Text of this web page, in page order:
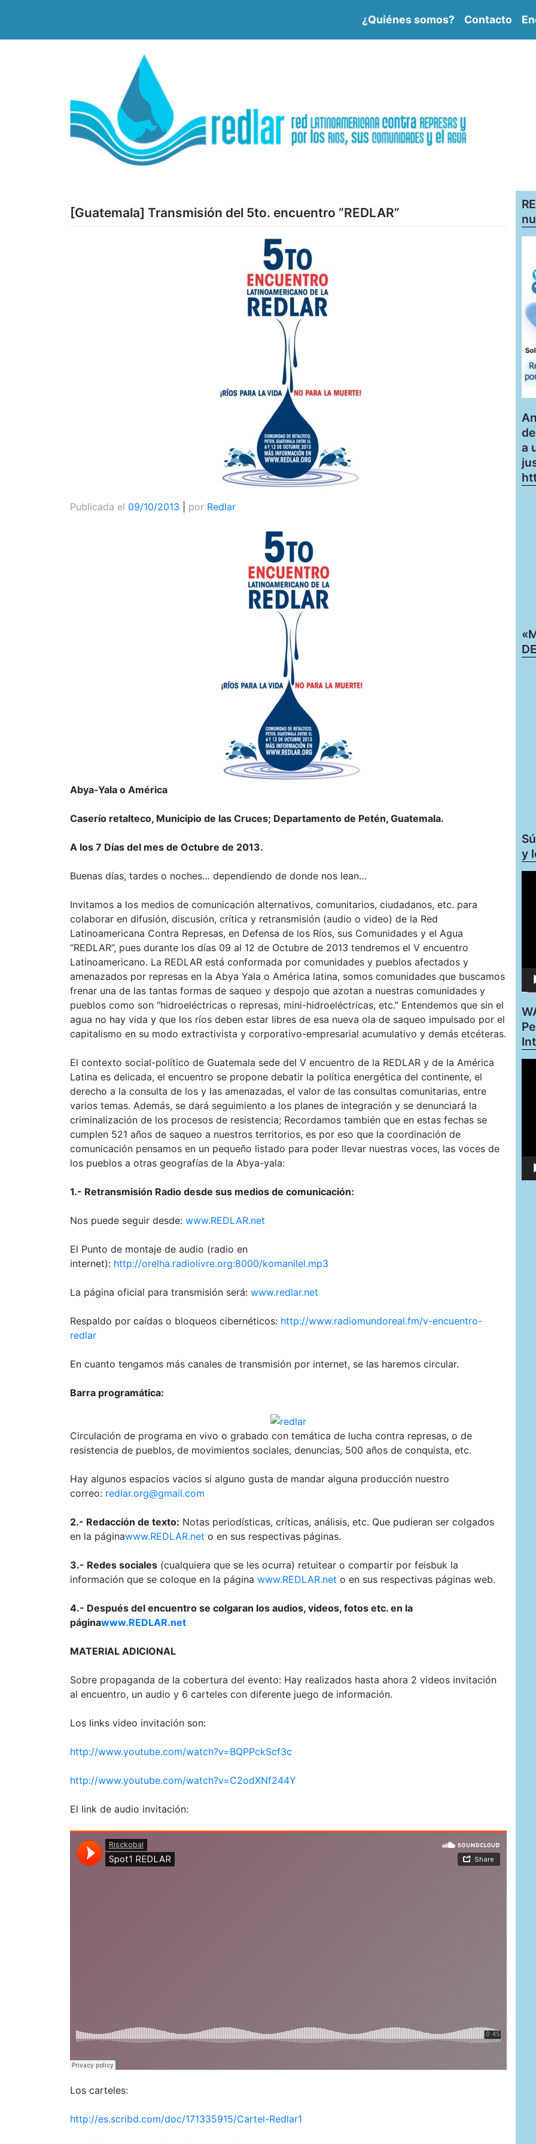
¿Quiénes somos? Contacto
[Guatemala] Transmisión del 5to. encuentro “REDLAR”
Publicada el 09/10/2013 por Redlar
Abya-Yala o América
Caserío retalteco, Municipio de las Cruces; Departamento de Petén, Guatemala.
A los 7 Días del mes de Octubre de 2013.
Buenas días, tardes o noches… dependiendo de donde nos lean…
Invitamos a los medios de comunicación alternativos, comunitarios, ciudadanos, etc. para
colaborar en difusión, discusión, crítica y retransmisión (audio o video) de la Red
Latinoamericana Contra Represas, en Defensa de los Ríos, sus Comunidades y el Agua
“REDLAR”, pues durante los días 09 al 12 de Octubre de 2013 tendremos el V encuentro
Latinoamericano. La REDLAR está conformada por comunidades y pueblos afectados y
amenazados por represas en la Abya Yala o América latina, somos comunidades que buscamos
frenar una de las tantas formas de saqueo y despojo que azotan a nuestras comunidades y
pueblos como son “hidroeléctricas o represas, mini-hidroeléctricas, etc.” Entendemos que sin el
agua no hay vida y que los ríos deben estar libres de esa nueva ola de saqueo impulsado por el
capitalismo en su modo extractivista y corporativo-empresarial acumulativo y demás etcéteras.
El contexto social-político de Guatemala sede del V encuentro de la REDLAR y de la América
Latina es delicada, el encuentro se propone debatir la política energética del continente, el
derecho a la consulta de los y las amenazadas, el valor de las consultas comunitarias, entre
varios temas. Además, se dará seguimiento a los planes de integración y se denunciará la
criminalización de los procesos de resistencia; Recordamos también que en estas fechas se
cumplen 521 años de saqueo a nuestros territorios, es por eso que la coordinación de
comunicación pensamos en un pequeño listado para poder llevar nuestras voces, las voces de
los pueblos a otras geografías de la Abya-yala:
1.- Retransmisión Radio desde sus medios de comunicación:
Nos puede seguir desde: www.REDLAR.net
El Punto de montaje de audio (radio en
internet): http://orelha.radiolivre.org:8000/komanilel.mp3
La página oficial para transmisión será: www.redlar.net
Respaldo por caídas o bloqueos cibernéticos: http://www.radiomundoreal.fm/v-encuentro-
redlar
En cuanto tengamos más canales de transmisión por internet, se las haremos circular.
Barra programática:
Circulación de programa en vivo o grabado con temática de lucha contra represas, o de
resistencia de pueblos, de movimientos sociales, denuncias, 500 años de conquista, etc.
Hay algunos espacios vacios si alguno gusta de mandar alguna producción nuestro
correo: redlar.org@gmail.com
2.- Redacción de texto: Notas periodísticas, críticas, análisis, etc. Que pudieran ser colgados
en la páginawww.REDLAR.net o en sus respectivas páginas.
3.- Redes sociales (cualquiera que se les ocurra) retuitear o compartir por feisbuk la
información que se coloque en la página www.REDLAR.net o en sus respectivas páginas web.
4.- Después del encuentro se colgaran los audios, videos, fotos etc. en la
páginawww.REDLAR.net
MATERIAL ADICIONAL
Sobre propaganda de la cobertura del evento: Hay realizados hasta ahora 2 videos invitación
al encuentro, un audio y 6 carteles con diferente juego de información.
Los links video invitación son:
http://www.youtube.com/watch?v=BQPPckScf3c
http://www.youtube.com/watch?v=C2odXNf244Y
El link de audio invitación:
Los carteles:
http://es.scribd.com/doc/171335915/Cartel-Redlar1
a
y